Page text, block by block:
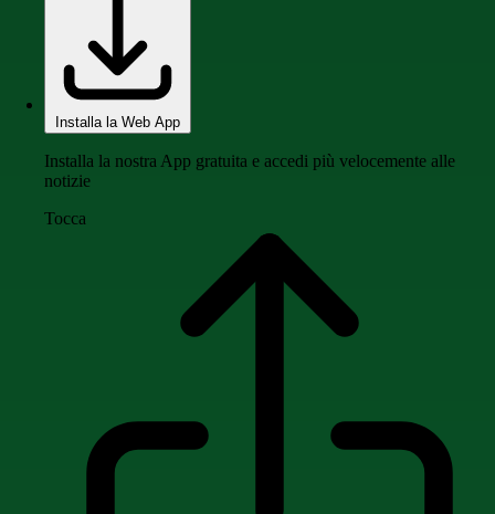
Installa la Web App
Installa la nostra App gratuita e accedi più velocemente alle
notizie
Tocca